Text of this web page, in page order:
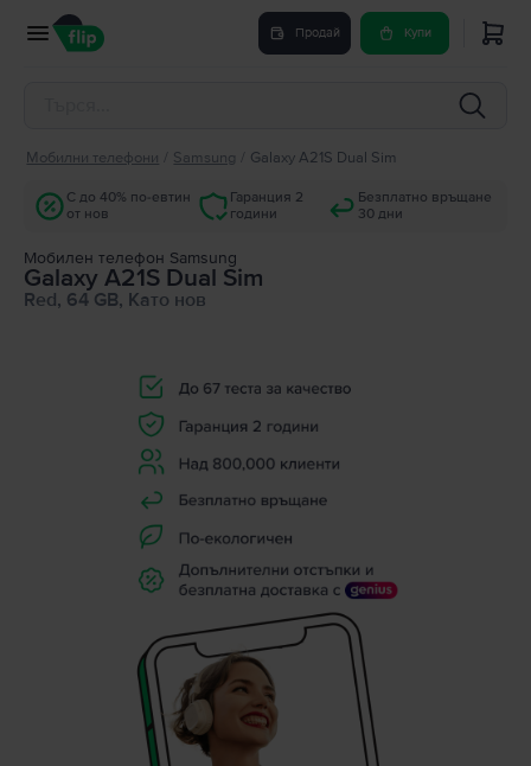
Продай Купи
Мобилни телефони Samsung Galaxy A21S Dual Sim
С до 40% по-евтин
от нов
Гаранция 2
години
Безплатно връщане
30 дни
Мобилен телефон Samsung
Galaxy A21S Dual Sim
Red, 64 GB, Като нов